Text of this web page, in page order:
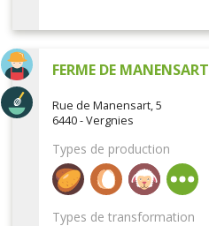
FERME DE MANENSART
Rue de Manensart, 5
6440 - Vergnies
Types de production
Types de transformation